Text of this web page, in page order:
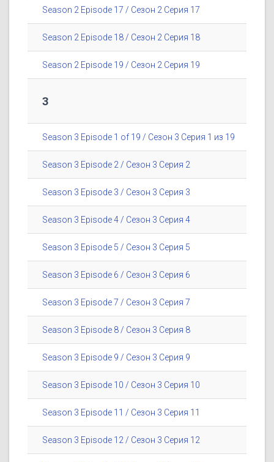
Season 2 Episode 17 / Сезон 2 Серия 17
Season 2 Episode 18 / Сезон 2 Серия 18
Season 2 Episode 19 / Сезон 2 Серия 19
3
Season 3 Episode 1 of 19 / Сезон 3 Серия 1 из 19
Season 3 Episode 2 / Сезон 3 Серия 2
Season 3 Episode 3 / Сезон 3 Серия 3
Season 3 Episode 4 / Сезон 3 Серия 4
Season 3 Episode 5 / Сезон 3 Серия 5
Season 3 Episode 6 / Сезон 3 Серия 6
Season 3 Episode 7 / Сезон 3 Серия 7
Season 3 Episode 8 / Сезон 3 Серия 8
Season 3 Episode 9 / Сезон 3 Серия 9
Season 3 Episode 10 / Сезон 3 Серия 10
Season 3 Episode 11 / Сезон 3 Серия 11
Season 3 Episode 12 / Сезон 3 Серия 12